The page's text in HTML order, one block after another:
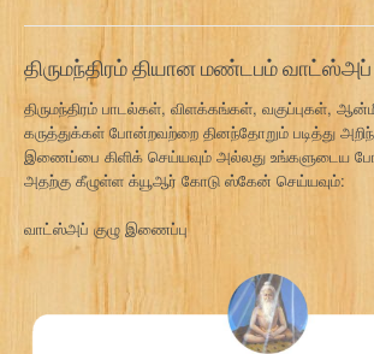
திருமந்திரம் தியான மண்டபம் வாட்ஸ்அப்
திருமந்திரம் பாடல்கள், விளக்கங்கள், வகுப்புகள்,
கருத்துக்கள் போன்றவற்றை தினந்தோறும் படித்து
இணைப்பை கிளிக் செய்யவும் அல்லது உங்களுடைய
அதற்கு கீழுள்ள க்யூஆர் கோடு ஸ்கேன் செய்யவும்:
வாட்ஸ்அப் குழு இணைப்பு